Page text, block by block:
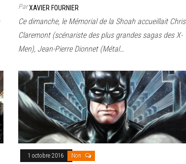
ParXAVIER FOURNIER
Ce dimanche, le Mémorial de la Shoah accueillait Chris
Claremont (scénariste des plus grandes sagas des X-
Men), Jean-Pierre Dionnet (Métal…
1 octobre 2016 Non